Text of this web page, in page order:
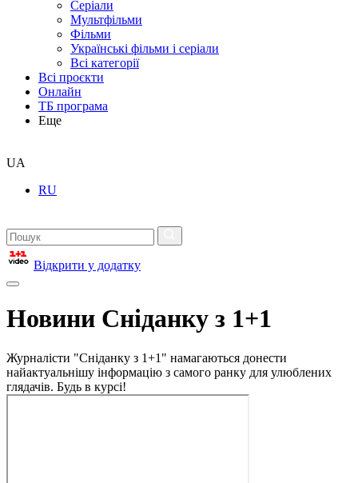
Серіали
Мультфільми
Фільми
Українські фільми і серіали
Всі категорії
Всі проєкти
Онлайн
ТБ програма
Еще
UA
RU
Відкрити у додатку
Новини Сніданку з 1+1
Журналісти "Сніданку з 1+1" намагаються донести
найактуальнішу інформацію з самого ранку для улюблених
глядачів. Будь в курсі!